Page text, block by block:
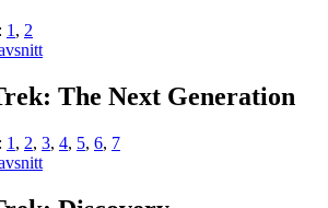
1, 2
The Next Generation
1 , 2, 3, 4, 5, 6, 7